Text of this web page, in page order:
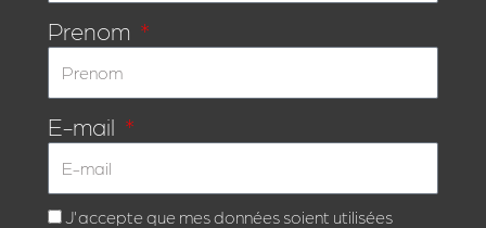
Prenom
E-mail
J'accepte que mes données soient utilisées